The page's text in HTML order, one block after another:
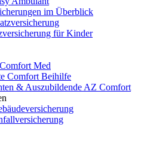
im Überblick
für Kinder
Med
Comfort Beihilfe
& Auszubildende AZ Comfort